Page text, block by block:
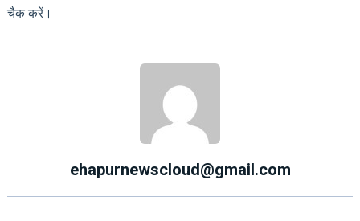
चैक करें।
ehapurnewscloud@gmail.com